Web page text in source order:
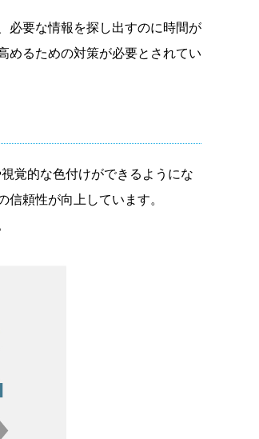
必要な情報を探し出すのに時間が
めるための対策が必要とされてい
覚的な色付けができるようにな
頼性が向上しています。